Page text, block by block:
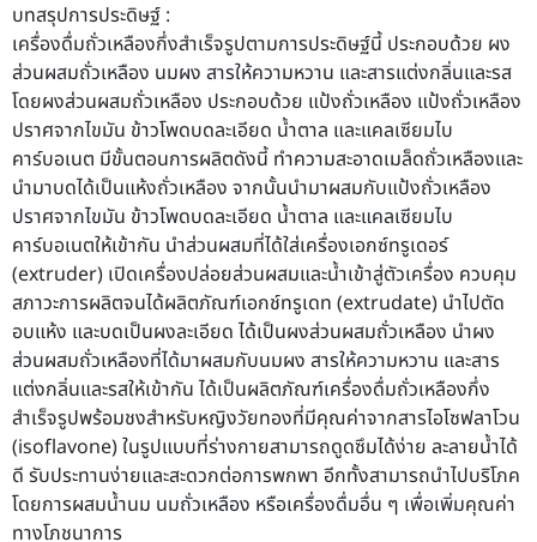
บทสรุปการประดิษฐ์ :
เครื่องดื่มถั่วเหลืองกึ่งสำเร็จรูปตามการประดิษฐ์นี้ ประกอบด้วย ผง
ส่วนผสมถั่วเหลือง นมผง สารให้ความหวาน และสารแต่งกลิ่นและรส
โดยผงส่วนผสมถั่วเหลือง ประกอบด้วย แป้งถั่วเหลือง แป้งถั่วเหลือง
ปราศจากไขมัน ข้าวโพดบดละเอียด นํ้าตาล และแคลเซียมไบ
คาร์บอเนต มีขั้นตอนการผลิตดังนี้ ทำความสะอาดเมล็ดถั่วเหลืองและ
นำมาบดได้เป็นแห้งถั่วเหลือง จากนั้นนำมาผสมกับแป้งถั่วเหลือง
ปราศจากไขมัน ข้าวโพดบดละเอียด น้ำตาล และแคลเซียมไบ
คาร์บอเนตให้เข้ากัน นำส่วนผสมที่ได้ใส่เครื่องเอกซ์ทรูเดอร์
(extruder) เปิดเครื่องปล่อยส่วนผสมและนํ้าเข้าสู่ตัวเครื่อง ควบคุม
สภาวะการผลิตจนได้ผลิตภัณฑ์เอกช์ทรูเดท (extrudate) นำไปตัด
อบแห้ง และบดเป็นผงละเอียด ได้เป็นผงส่วนผสมถั่วเหลือง นำผง
ส่วนผสมถั่วเหลืองที่ได้มาผสมกับนมผง สารให้ความหวาน และสาร
แต่งกลิ่นและรสให้เข้ากัน ได้เป็นผลิตภัณฑ์เครื่องดื่มถั่วเหลืองกึ่ง
สำเร็จรูปพร้อมชงสำหรับหญิงวัยทองที่มีคุณค่าจากสารไอโซฟลาโวน
(isoflavone) ในรูปแบบที่ร่างกายสามารถดูดซึมได้ง่าย ละลายนํ้าได้
ดี รับประทานง่ายและสะดวกต่อการพกพา อีกทั้งสามารถนำไปบริโภค
โดยการผสมน้ำนม นมถั่วเหลือง หรือเครื่องดื่มอื่น ๆ เพื่อเพิ่มคุณค่า
ทางโภชนาการ